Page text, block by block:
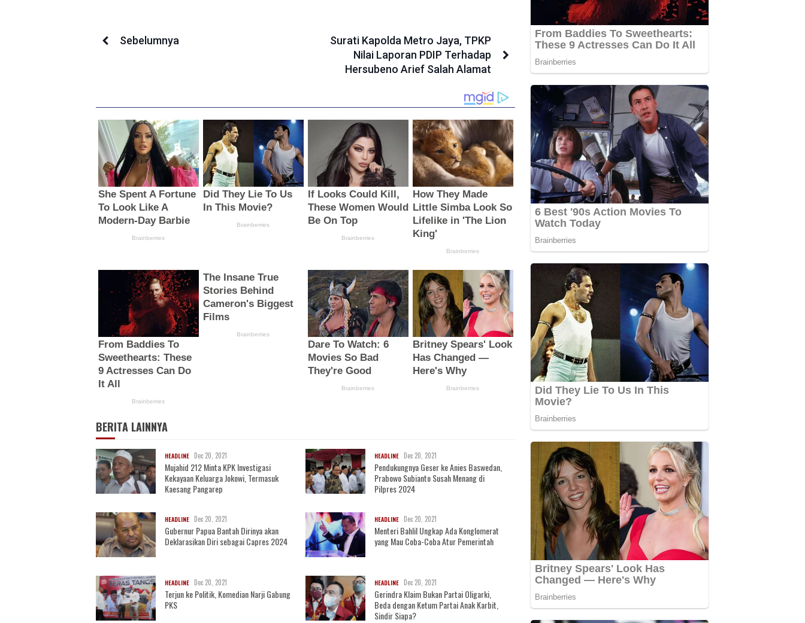
Sebelumnya
Surati Kapolda Metro Jaya, TPKP
Nilai Laporan PDIP Terhadap
Hersubeno Arief Salah Alamat
BERITA LAINNYA
HEADLINE Dec 20, 2021
Mujahid 212 Minta KPK Investigasi
Kekayaan Keluarga Jokowi, Termasuk
Kaesang Pangarep
HEADLINE Dec 20, 2021
Pendukungnya Geser ke Anies Baswedan,
Prabowo Subianto Susah Menang di
Pilpres 2024
HEADLINE Dec 20, 2021
Gubernur Papua Bantah Dirinya akan
Deklarasikan Diri sebagai Capres 2024
HEADLINE Dec 20, 2021
Menteri Bahlil Ungkap Ada Konglomerat
yang Mau Coba-Coba Atur Pemerintah
HEADLINE Dec 20, 2021
Terjun ke Politik, Komedian Narji Gabung
PKS
HEADLINE Dec 20, 2021
Gerindra Klaim Bukan Partai Oligarki,
Beda dengan Ketum Partai Anak Karbit,
Sindir Siapa?